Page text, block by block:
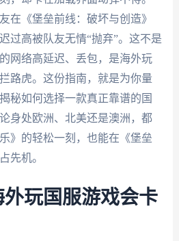
在《堡垒前线：破坏与创造》
过高被队友无情“抛弃”。这不是
网络高延迟、丢包，是海外玩
路虎。这份指南，就是为你量
如何选择一款真正靠谱的国
身处欧洲、北美还是澳洲，都
》的轻松一刻，也能在《堡垒
先机。
玩国服游戏会卡